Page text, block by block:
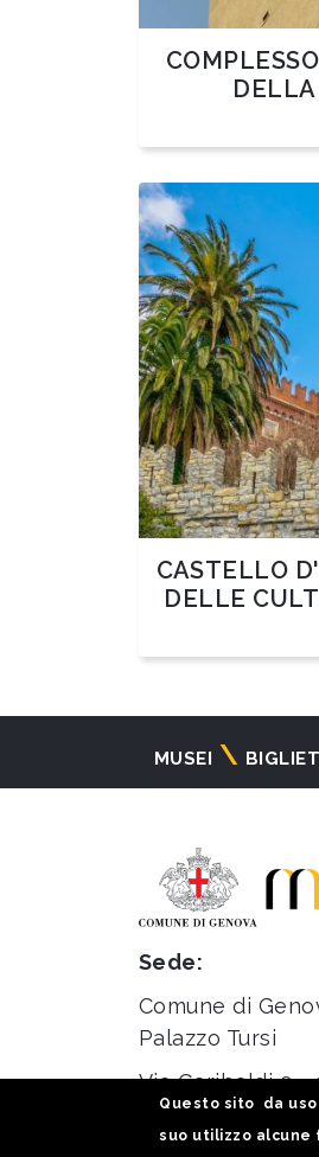
CASTELLO
DELLE
MUSEI
Sede:
Comune di
Palazzo Tursi
Via Garibaldi 9 -
Genova
Questo sito da
suo utilizzo